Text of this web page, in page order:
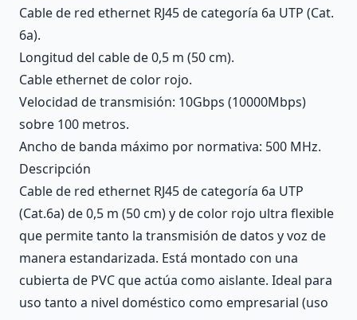
Cable de red ethernet RJ45 de categoría 6a UTP (Cat.
6a).
Longitud del cable de 0,5 m (50 cm).
Cable ethernet de color rojo.
Velocidad de transmisión: 10Gbps (10000Mbps)
sobre 100 metros.
Ancho de banda máximo por normativa: 500 MHz.
Descripción
Cable de red ethernet RJ45 de categoría 6a UTP
(Cat.6a) de 0,5 m (50 cm) y de color rojo ultra flexible
que permite tanto la transmisión de datos y voz de
manera estandarizada. Está montado con una
cubierta de PVC que actúa como aislante. Ideal para
uso tanto a nivel doméstico como empresarial (uso